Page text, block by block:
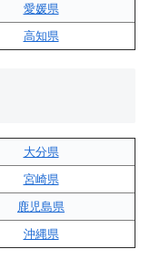
愛媛県
高知県
大分県
宮崎県
鹿児島県
沖縄県